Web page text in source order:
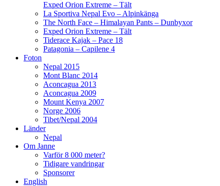
Exped Orion Extreme – Tält
La Sportiva Nepal Evo – Alpinkänga
The North Face – Himalayan Pants – Dunbyxor
Exped Orion Extreme – Tält
Tiderace Kajak – Pace 18
Patagonia – Capilene 4
Foton
Nepal 2015
Mont Blanc 2014
Aconcagua 2013
Aconcagua 2009
Mount Kenya 2007
Norge 2006
Tibet/Nepal 2004
Länder
Nepal
Om Janne
Varför 8 000 meter?
Tidigare vandringar
Sponsorer
English